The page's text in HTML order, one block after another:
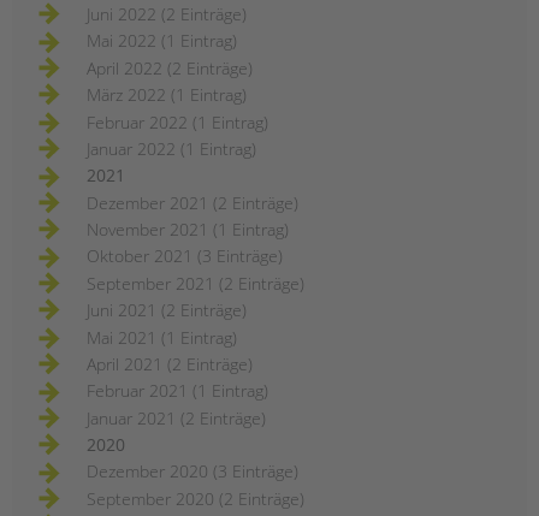
Juni 2022 (2 Einträge)
Mai 2022 (1 Eintrag)
April 2022 (2 Einträge)
März 2022 (1 Eintrag)
Februar 2022 (1 Eintrag)
Januar 2022 (1 Eintrag)
2021
Dezember 2021 (2 Einträge)
November 2021 (1 Eintrag)
Oktober 2021 (3 Einträge)
September 2021 (2 Einträge)
Juni 2021 (2 Einträge)
Mai 2021 (1 Eintrag)
April 2021 (2 Einträge)
Februar 2021 (1 Eintrag)
Januar 2021 (2 Einträge)
2020
Dezember 2020 (3 Einträge)
September 2020 (2 Einträge)